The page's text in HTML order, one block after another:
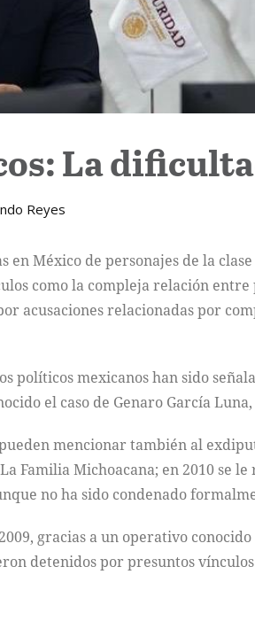
La
Reyes
en México de personajes de la
como la compleja relación
acusaciones relacionadas por
políticos mexicanos han sido
el caso de Genaro García
mencionar también al
La Familia Michoacana; en 2010
no ha sido condenado
gracias a un operativo
detenidos por presuntos